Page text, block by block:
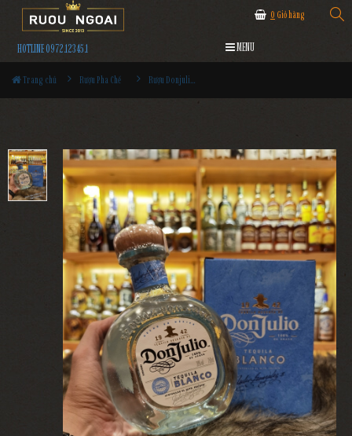
0 Giỏ hàng
HOTLINE 0972.12345.1 MENU
Trang chủ Rượu Pha Chế Rượu Donjulio Blanco